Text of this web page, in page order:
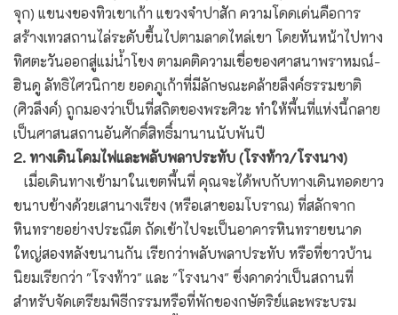
จุก) แขนงของทิวเขาเก้า แขวงจำปาสัก ความโดดเด่นคือการ
สร้างเทวสถานไล่ระดับขึ้นไปตามลาดไหล่เขา โดยหันหน้าไปทาง
ทิศตะวันออกสู่แม่น้ำโขง ตามคติความเชื่อของศาสนาพราหมณ์-
ฮินดู ลัทธิไศวนิกาย ยอดภูเก้าที่มีลักษณะคล้ายลึงค์ธรรมชาติ
(ศิวลึงค์) ถูกมองว่าเป็นที่สถิตของพระศิวะ ทำให้พื้นที่แห่งนี้กลาย
เป็นศาสนสถานอันศักดิ์สิทธิ์มานานนับพันปี
2. ทางเดินโคมไฟและพลับพลาประทับ (โรงท้าว/โรงนาง)
เมื่อเดินทางเข้ามาในเขตพื้นที่ คุณจะได้พบกับทางเดินทอดยาว
ขนาบข้างด้วยเสานางเรียง (หรือเสาขอมโบราณ) ที่สลักจาก
หินทรายอย่างประณีต ถัดเข้าไปจะเป็นอาคารหินทรายขนาด
ใหญ่สองหลังขนานกัน เรียกว่าพลับพลาประทับ หรือที่ชาวบ้าน
นิยมเรียกว่า "โรงท้าว" และ "โรงนาง" ซึ่งคาดว่าเป็นสถานที่
สำหรับจัดเตรียมพิธีกรรมหรือที่พักของกษัตริย์และพระบรม